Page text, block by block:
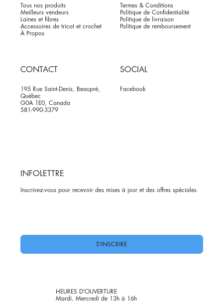
Tous nos produits
Meilleurs vendeurs
Laines et fibres
Accessoires de tricot et crochet
À Propos
Termes & Conditions
Politique de Confidentialité
Politique de livraison
Politique de remboursement
CONTACT
195 Rue Saint-Denis, Beaupré,
Québec
G0A 1E0, Canada
581-990-3379
SOCIAL
Facebook
INFOLETTRE
Inscrivez-vous pour recevoir des mises à jour et des offres spéciales
S'INSCRIRE
HEURES D'OUVERTURE
Mardi, Mercredi de 13h à 16h